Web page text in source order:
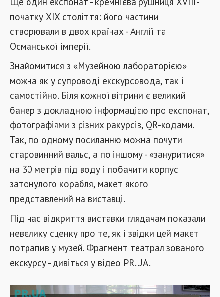
початку XIX століття: його частини
створювали в двох країнах - Англії та
Османської імперії.
Знайомитися з «Музейною лабораторією»
можна як у супроводі екскурсовода, так і
самостійно. Біля кожної вітрини є великий
банер з докладною інформацією про експонат,
фотографіями з різних ракурсів, QR-кодами.
Так, по одному посиланню можна почути
старовинний вальс, а по іншому - «зануритися»
на 30 метрів під воду і побачити корпус
затонулого корабля, макет якого
представлений на виставці.
Під час відкриття виставки глядачам показали
невелику сценку про те, як і звідки цей макет
потрапив у музей. Фрагмент театралізованого
екскурсу - дивіться у відео PR.UA.